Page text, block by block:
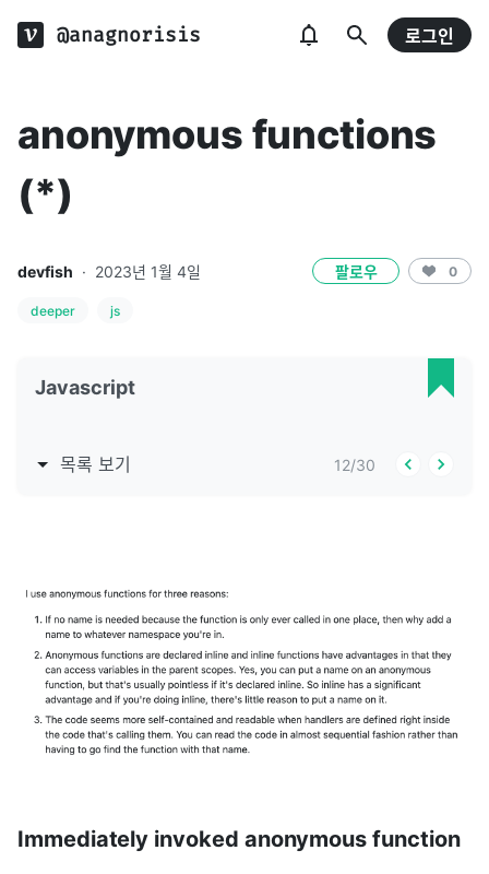
@anagnorisis 로그인
anonymous functions
(*)
devfish · 2023년 1월 4일 팔로우 0
deeper js
Javascript
목록 보기 12/30
Immediately invoked anonymous function